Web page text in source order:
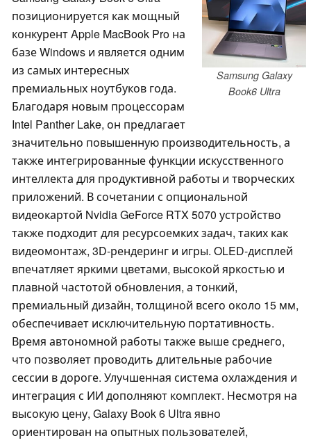
Samsung Galaxy
Book6 Ultra
позиционируется как мощный
конкурент Apple MacBook Pro на
базе Windows и является одним
из самых интересных
премиальных ноутбуков года.
Благодаря новым процессорам
Intel Panther Lake, он предлагает
значительно повышенную производительность, а
также интегрированные функции искусственного
интеллекта для продуктивной работы и творческих
приложений. В сочетании с опциональной
видеокартой Nvidia GeForce RTX 5070 устройство
также подходит для ресурсоемких задач, таких как
видеомонтаж, 3D-рендеринг и игры. OLED-дисплей
впечатляет яркими цветами, высокой яркостью и
плавной частотой обновления, а тонкий,
премиальный дизайн, толщиной всего около 15 мм,
обеспечивает исключительную портативность.
Время автономной работы также выше среднего,
что позволяет проводить длительные рабочие
сессии в дороге. Улучшенная система охлаждения и
интеграция с ИИ дополняют комплект. Несмотря на
высокую цену, Galaxy Book 6 Ultra явно
ориентирован на опытных пользователей,